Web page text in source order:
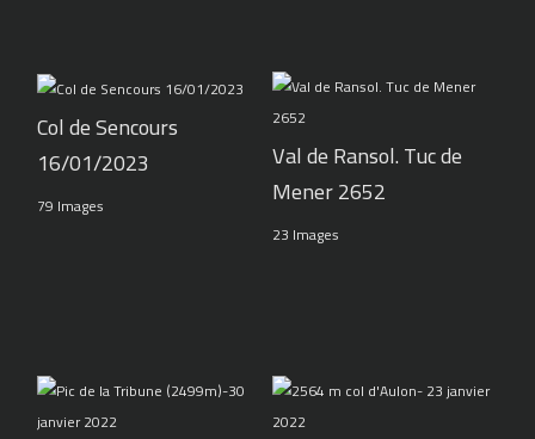
Col de Sencours
16/01/2023
79 Images
Val de Ransol. Tuc de
Mener 2652
23 Images